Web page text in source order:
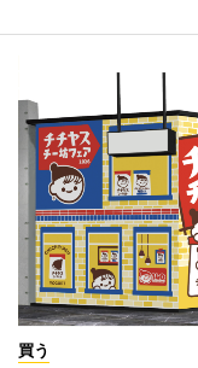
買う